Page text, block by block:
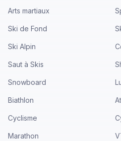
Arts martiaux
Ski de Fond
Ski Alpin
Saut à Skis
Snowboard
Biathlon
Cyclisme
Marathon